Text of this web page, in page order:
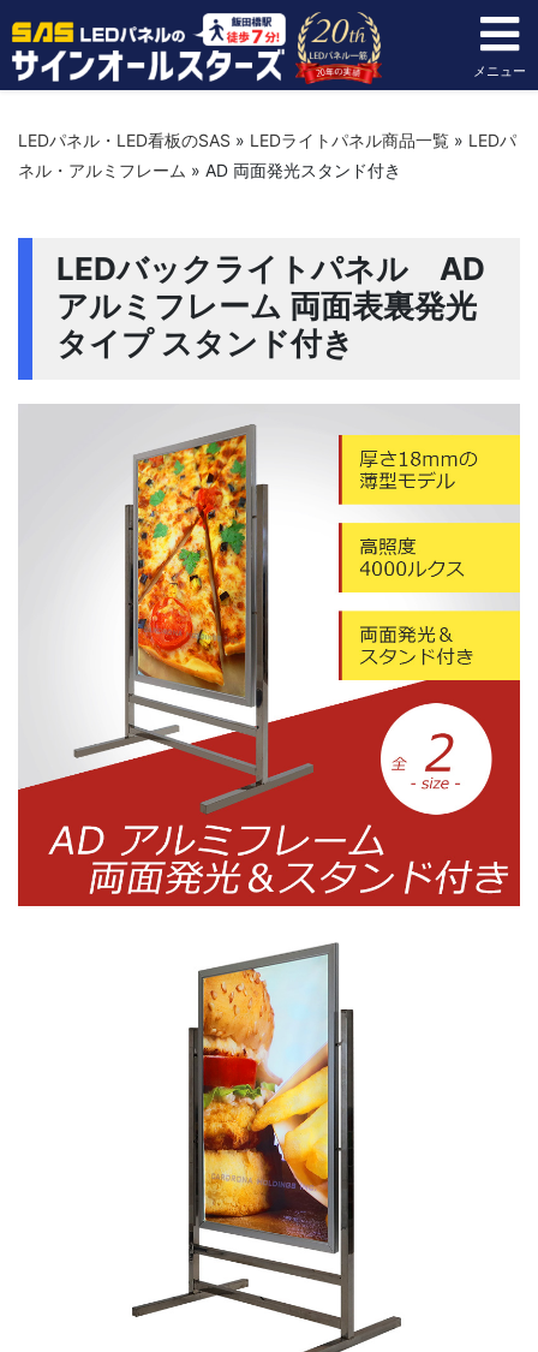
メニュー
LEDパネル・LED看板のSAS » LEDライトパネル商品一覧 » LEDパ
ネル・アルミフレーム » AD 両面発光スタンド付き
LEDバックライトパネル AD
アルミフレーム 両面表裏発光
タイプ スタンド付き